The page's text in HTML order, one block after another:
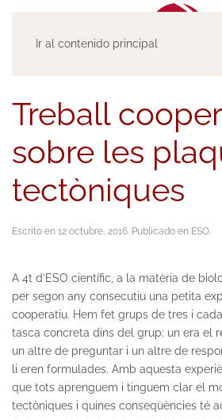
Ir al contenido principal
Treball
sobre les
tectòniques
Escrito en 12 octubre, 2016. Publicado en ESO.
A 4t d’ESO científic, a la matèria de
per segon any consecutiu una petita
cooperatiu. Hem fet grups de tres i
tasca concreta dins del grup: un era el
un altre de preguntar i un altre de
li eren formulades. Amb aquesta
que tots aprenguem i tinguem clar el
tectòniques i quines conseqüències té